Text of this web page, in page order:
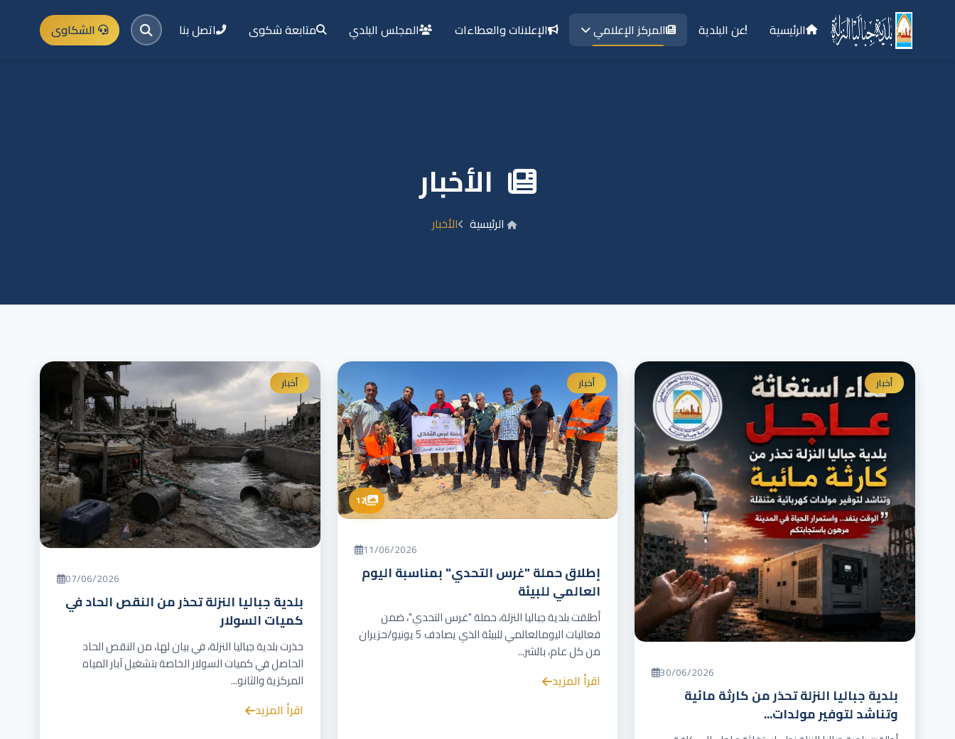
الرئيسية عن البلدية المركز الإعلامي الإعلانات والعطاءات المجلس البلدي متابعة شكوى اتصل بنا الشكاوى
الأخبار
الرئيسية الأخبار
أخبار
30/06/2026
بلدية جباليا النزلة تحذر من كارثة مائية
وتناشد لتوفير مولدات...
أخبار
12
11/06/2026
إطلاق حملة "غرس التحدي" بمناسبة اليوم
العالمي للبيئة
أطلقت بلدية جباليا النزلة، حملة "غرس التحدي"، ضمن
فعاليات اليومالعالمي للبيئة الذي يصادف 5 يونيو/حزيران
من كل عام، بالشر...
اقرأ المزيد
أخبار
07/06/2026
بلدية جباليا النزلة تحذر من النقص الحاد في
كميات السولار
حذرت بلدية جباليا النزلة، في بيان لها، من النقص الحاد
الحاصل في كميات السولار الخاصة بتشغيل آبار المياه
المركزية والثانو...
اقرأ المزيد